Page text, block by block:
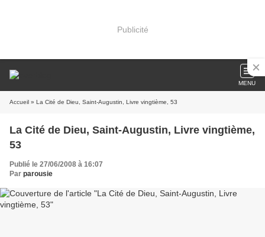
Publicité
MENU
Accueil » La Cité de Dieu, Saint-Augustin, Livre vingtième, 53
La Cité de Dieu, Saint-Augustin, Livre vingtième,
53
Publié le 27/06/2008 à 16:07
Par parousie